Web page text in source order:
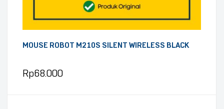
MOUSE ROBOT M210S SILENT WIRELESS BLACK
Rp68.000